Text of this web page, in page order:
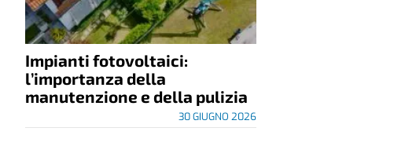
Impianti fotovoltaici:
l’importanza della
manutenzione e della pulizia
30 GIUGNO 2026